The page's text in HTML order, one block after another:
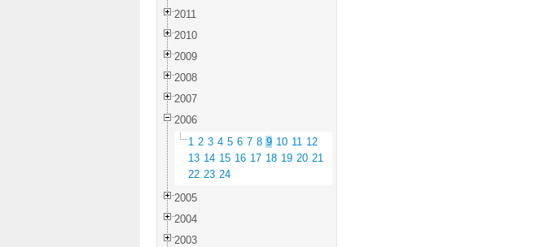
2011
2010
2009
2008
2007
2006
1 2 3 4 5 6 7 8 9 10 11 12
13 14 15 16 17 18 19 20 21
22 23 24
2005
2004
2003